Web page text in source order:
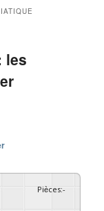
les
Pièces:-